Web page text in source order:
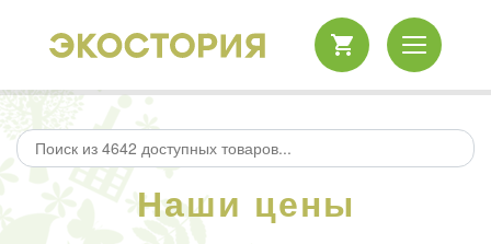
Наши цены